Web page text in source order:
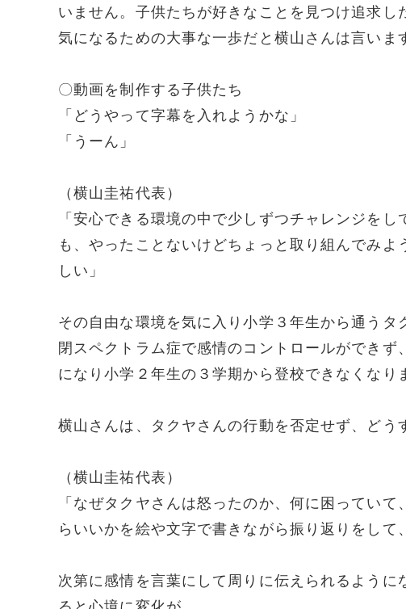
いません。子供たちが好きなことを見つけ追求
気になるための大事な一歩だと横山さんは言いま
〇動画を制作する子供たち
「どうやって字幕を入れようかな」
「うーん」
（横山圭祐代表）
「安心できる環境の中で少しずつチャレンジを
も、やったことないけどちょっと取り組んでみ
しい」
その自由な環境を気に入り小学３年生から通う
閉スペクトラム症で感情のコントロールができ
になり小学２年生の３学期から登校できなくなり
横山さんは、タクヤさんの行動を否定せず、どう
（横山圭祐代表）
「なぜタクヤさんは怒ったのか、何に困ってい
らいいかを絵や文字で書きながら振り返りをして
次第に感情を言葉にして周りに伝えられるよう